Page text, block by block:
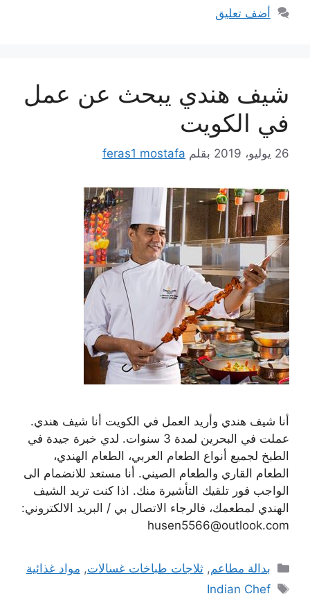
أضف تعليق
شيف هندي يبحث عن عمل
في الكويت
26 يوليو، 2019 بقلم feras1 mostafa
أنا شيف هندي وأريد العمل في الكويت أنا شيف هندي.
عملت في البحرين لمدة 3 سنوات. لدي خبرة جيدة في
الطبخ لجميع أنواع الطعام العربي، الطعام الهندي،
الطعام القاري والطعام الصيني. أنا مستعد للانضمام الى
الواجب فور تلقيك التأشيرة منك. اذا كنت تريد الشيف
الهندي لمطعمك، فالرجاء الاتصال بي / البريد الالكتروني:
husen5566@outlook.com
التصنيفات
بدالة مطاعم,ثلاجات طباخات غسالات, مواد غذائية
الوسوم
Indian Chef